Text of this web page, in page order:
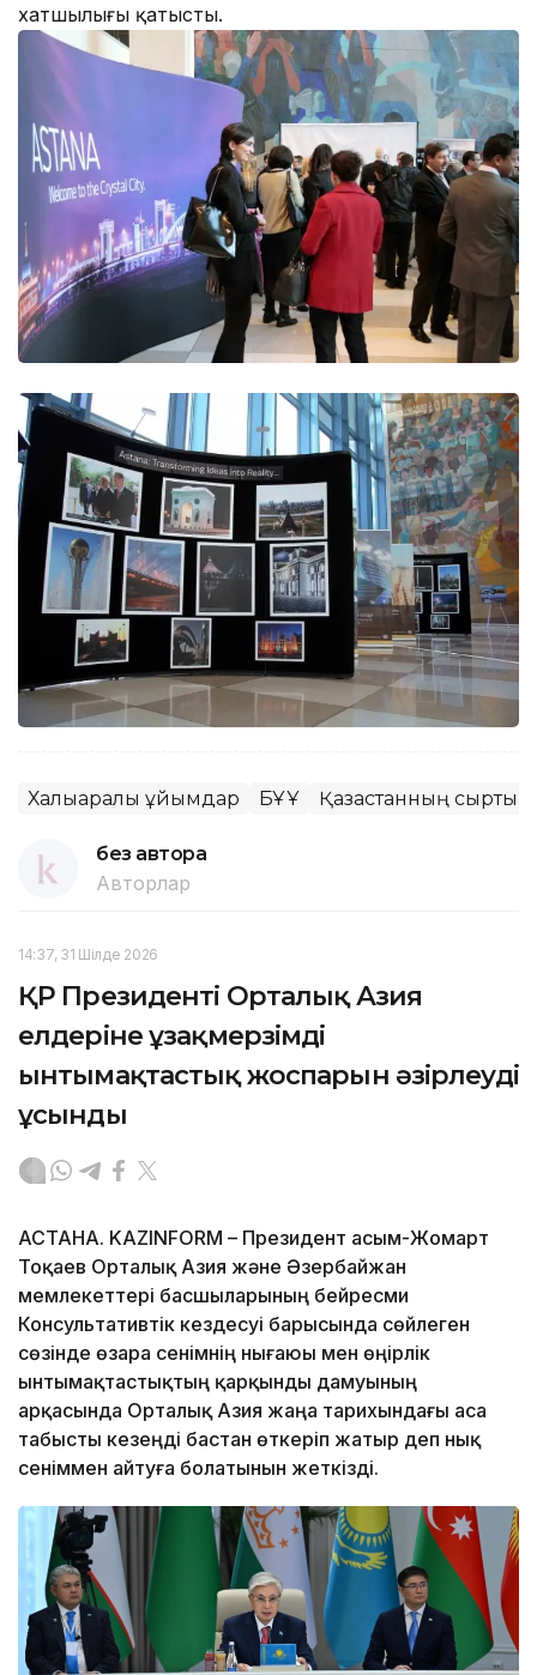
хатшылығы қатысты.
Халықаралық ұйымдар БҰҰ Қазақстанның сыртқы
без автора
Авторлар
14:37, 31 Шілде 2026
ҚР Президенті Орталық Азия
елдеріне ұзақмерзімді
ынтымақтастық жоспарын әзірлеуді
ұсынды
АСТАНА. KAZINFORM – Президент Қасым-Жомарт
Тоқаев Орталық Азия және Әзербайжан
мемлекеттері басшыларының бейресми
Консультативтік кездесуі барысында сөйлеген
сөзінде өзара сенімнің нығаюы мен өңірлік
ынтымақтастықтың қарқынды дамуының
арқасында Орталық Азия жаңа тарихындағы аса
табысты кезеңді бастан өткеріп жатыр деп нық
сеніммен айтуға болатынын жеткізді.